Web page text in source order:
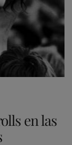
en las